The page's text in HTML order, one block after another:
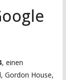
, einen
Gordon House,